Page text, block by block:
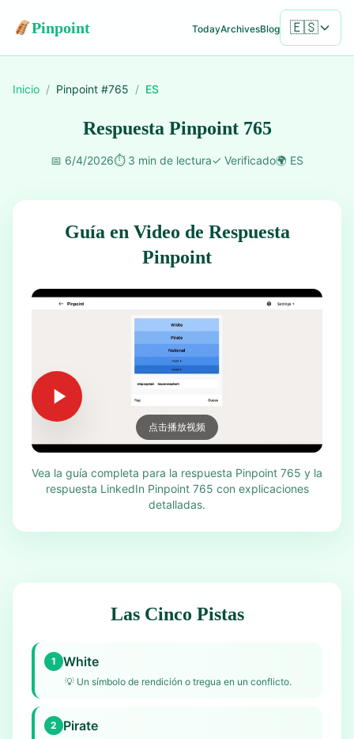
Pinpoint TodayArchivesBlog 🇪🇸
Inicio / Pinpoint #765 / ES
Respuesta Pinpoint 765
📅 6/4/2026⏱️ 3 min de lectura✓ Verificado🌍 ES
Guía en Video de Respuesta
Pinpoint
点击播放视频
Vea la guía completa para la respuesta Pinpoint 765 y la
respuesta LinkedIn Pinpoint 765 con explicaciones
detalladas.
Las Cinco Pistas
1 White
💡 Un símbolo de rendición o tregua en un conflicto.
2 Pirate